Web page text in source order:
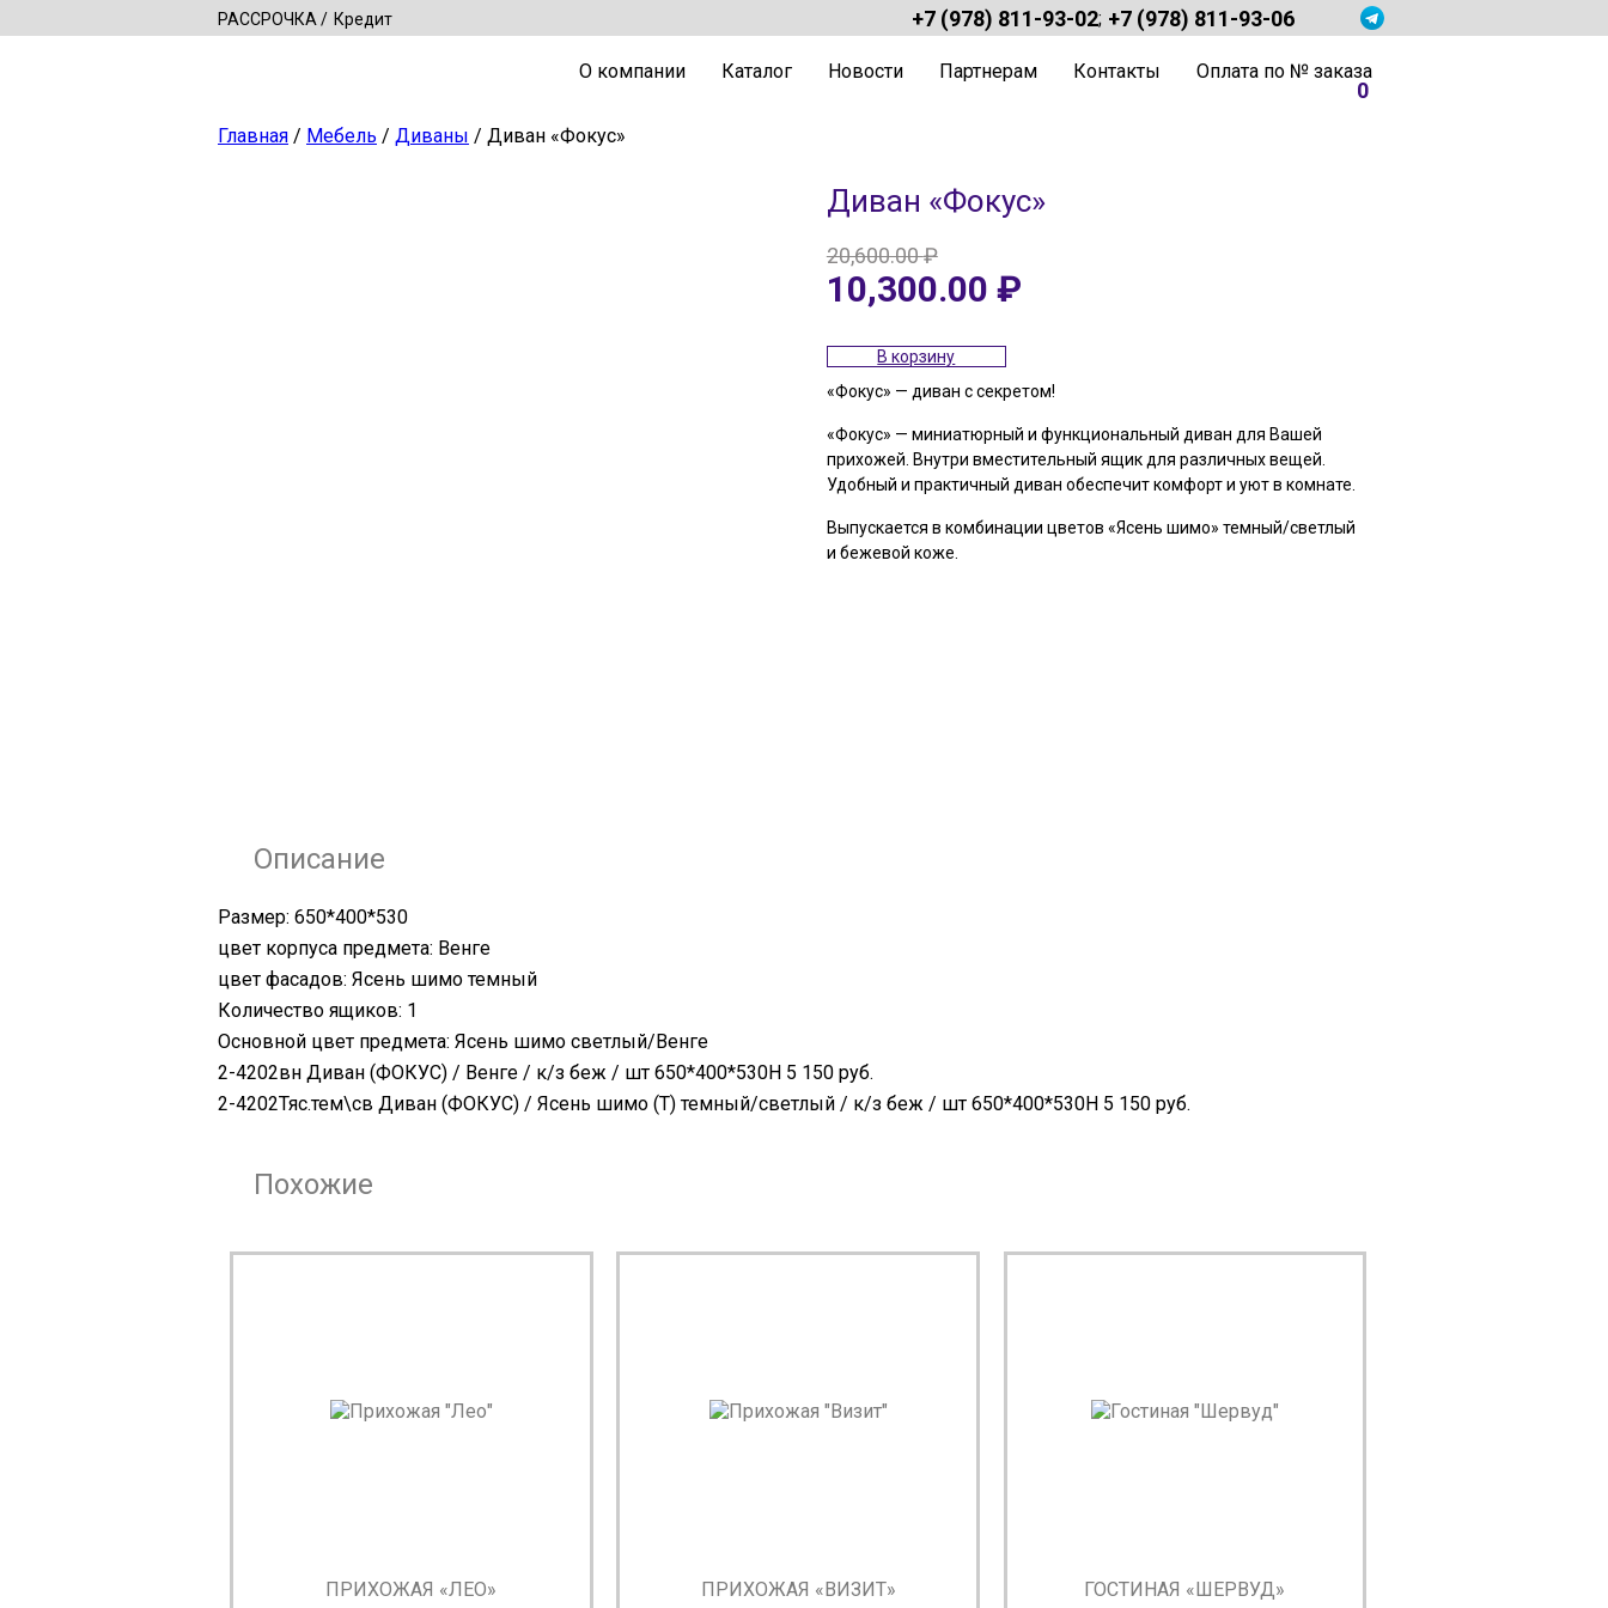
РАССРОЧКА Кредит +7 (978) 811-93-02; +7 (978) 811-93-06
О компании Каталог Новости Партнерам Контакты Оплата по № заказа
0
Главная / Мебель / Диваны / Диван «Фокус»
Диван «Фокус»
20,600.00₽
Первоначальная
цена
20,600.00 ₽.
10,300.00 ₽Текущая
В корзину
«Фокус» — диван с секретом!
«Фокус» — миниатюрный и функциональный диван для Вашей
прихожей. Внутри вместительный ящик для различных вещей.
Удобный и практичный диван обеспечит комфорт и уют в комнате.
Выпускается в комбинации цветов «Ясень шимо» темный/светлый
и бежевой коже.
Описание
Размер: 650*400*530
цвет корпуса предмета: Венге
цвет фасадов: Ясень шимо темный
Количество ящиков: 1
Основной цвет предмета: Ясень шимо светлый/Венге
2-4202вн Диван (ФОКУС) / Венге / к/з беж / шт 650*400*530Н 5 150 руб.
2-4202Тяс.тем\св Диван (ФОКУС) / Ясень шимо (Т) темный/светлый / к/з беж / шт 650*400*530Н 5 150 руб.
Похожие
ПРИХОЖАЯ «ЛЕО» ПРИХОЖАЯ «ВИЗИТ» ГОСТИНАЯ «ШЕРВУД»